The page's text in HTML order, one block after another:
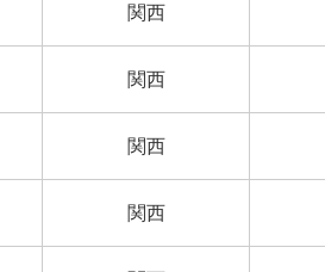
関西
関西
関西
関西